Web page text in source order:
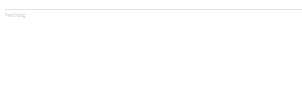
Werbung